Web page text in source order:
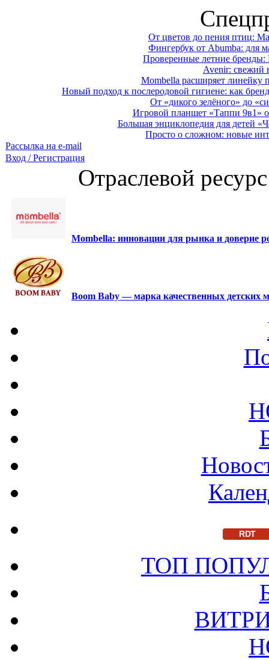
От цветов до пения птиц:
Фингербук от Abumba: для
Проверенные летние
Avenir: свежий
Mombella расширяет линейку
Новый подход к послеродовой гигиене: как
От «дикого зелёного» до
Игровой планшет «Таппи 9в1»
Большая энциклопедия для детей
Просто о сложном: новые
Рассылка на e-mail
Вход / Регистрация
Отраслевой
Mombella: инновации для рынка и доверие
Boom Baby — марка качественных детских
RDT
ТОП